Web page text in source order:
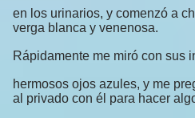
en los urinarios, y comenzó a
verga blanca y venenosa.
Rápidamente me miró con sus
hermosos ojos azules, y me
al privado con él para hacer